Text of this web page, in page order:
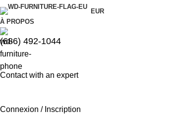
EUR
À PROPOS
(686) 492-1044
Contact with an expert
Connexion / Inscription